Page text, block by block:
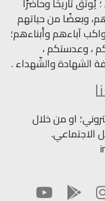
وبعضًا من حياتهم
آباءهم وأبناءهم؛
، وعدستكم ،
الشهادة والشّهداء .
او من خلال
الاجتماعي.